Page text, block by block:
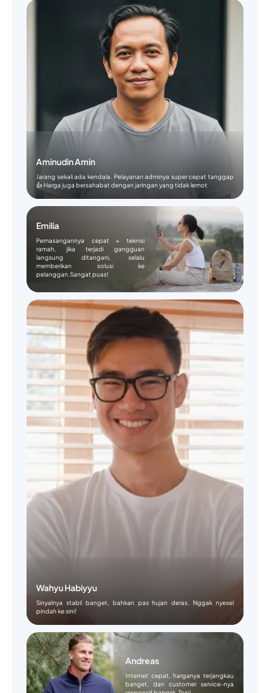
Aminudin Amin
Jarang sekali ada kendala. Pelayanan adminya super cepat tanggap
👍 Harga juga bersahabat dengan jaringan yang tidak lemot
Emilia
Pemasangannya cepat + teknisi
ramah, jika terjadi gangguan
langsung ditangani, selalu
memberikan solusi ke
pelanggan.Sangat puas!
Wahyu Habiyyu
Sinyalnya stabil banget, bahkan pas hujan deras. Nggak nyesel
pindah ke sini!
Andreas
Internet cepat, harganya terjangkau
banget, dan customer service-nya